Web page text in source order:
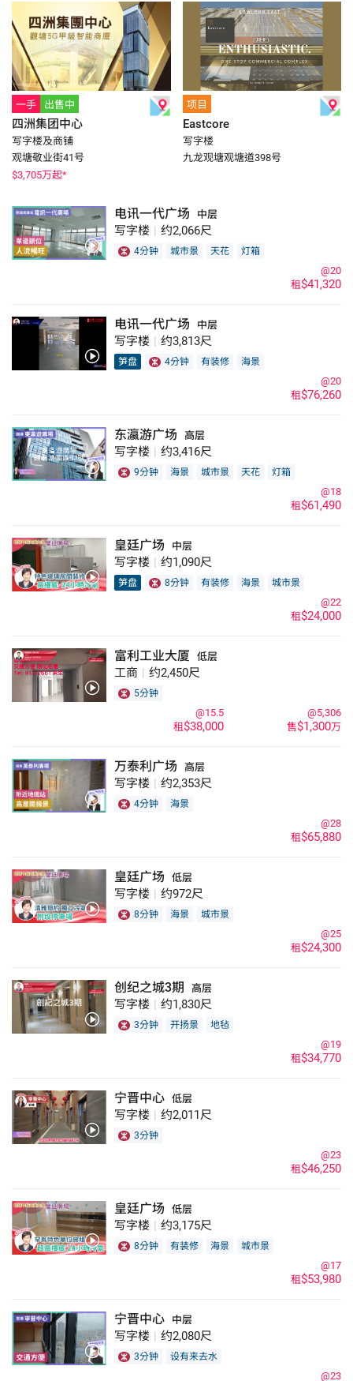
一手 出售中
四洲集团中心
写字楼及商铺
观塘敬业街41号
$3,705万起*
项目
Eastcore
写字楼
九龙观塘观塘道398号
电讯一代广场 中层
写字楼 约2,066尺
4分钟 城市景 天花 灯箱
租$41,320
@20
电讯一代广场 中层
写字楼 约3,813尺
笋盘 4分钟 有装修 海景
租$76,260
@20
东瀛游广场 高层
写字楼 约3,416尺
9分钟 海景 城市景 天花 灯箱
租$61,490
@18
皇廷广场 中层
写字楼 约1,090尺
笋盘 8分钟 有装修 海景 城市景
租$24,000
@22
富利工业大厦 低层
工商 约2,450尺
5分钟
售$1,300万
@5,306
租$38,000
@15.5
万泰利广场 高层
写字楼 约2,353尺
4分钟 海景
租$65,880
@28
皇廷广场 低层
写字楼 约972尺
8分钟 海景 城市景
租$24,300
@25
创纪之城3期 高层
写字楼 约1,830尺
3分钟 开扬景 地毡
租$34,770
@19
宁晋中心 低层
写字楼 约2,011尺
3分钟
租$46,250
@23
皇廷广场 低层
写字楼 约3,175尺
8分钟 有装修 海景 城市景
租$53,980
@17
宁晋中心 中层
写字楼 约2,080尺
3分钟 设有来去水
@23